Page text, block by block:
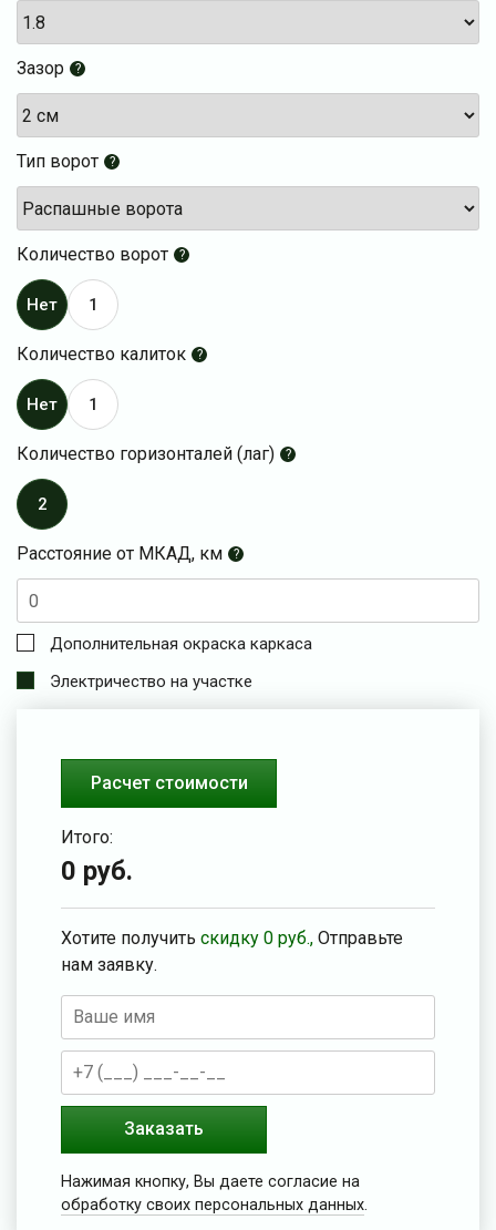
Зазор ?
Тип ворот ?
Количество ворот ?
Нет 1
Количество калиток ?
Нет 1
Количество горизонталей (лаг) ?
2
Расстояние от МКАД, км ?
Дополнительная окраска каркаса
Электричество на участке
Расчет стоимости
Итого:
0 руб.
Хотите получить скидку 0 руб., Отправьте
нам заявку.
Заказать
Нажимая кнопку, Вы даете согласие на
обработку своих персональных данных.